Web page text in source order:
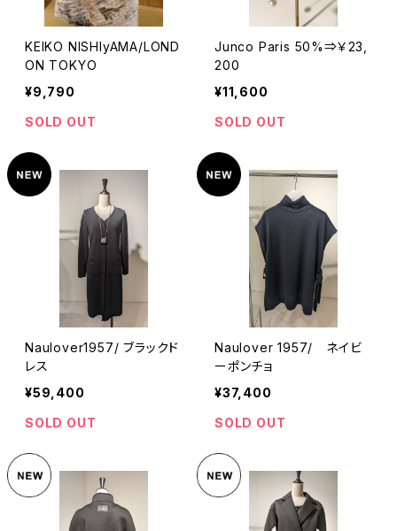
KEIKO NISHIyAMA/LOND
ON TOKYO
¥9,790
SOLD OUT
Junco Paris 50%⇒￥23,
200
¥11,600
SOLD OUT
Naulover1957/ ブラックド
レス
¥59,400
SOLD OUT
Naulover 1957/ ネイビ
ーポンチョ
¥37,400
SOLD OUT